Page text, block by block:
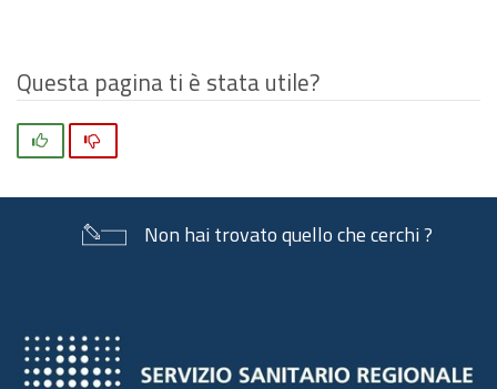
Questa pagina ti è stata utile?
Non hai trovato quello che cerchi ?